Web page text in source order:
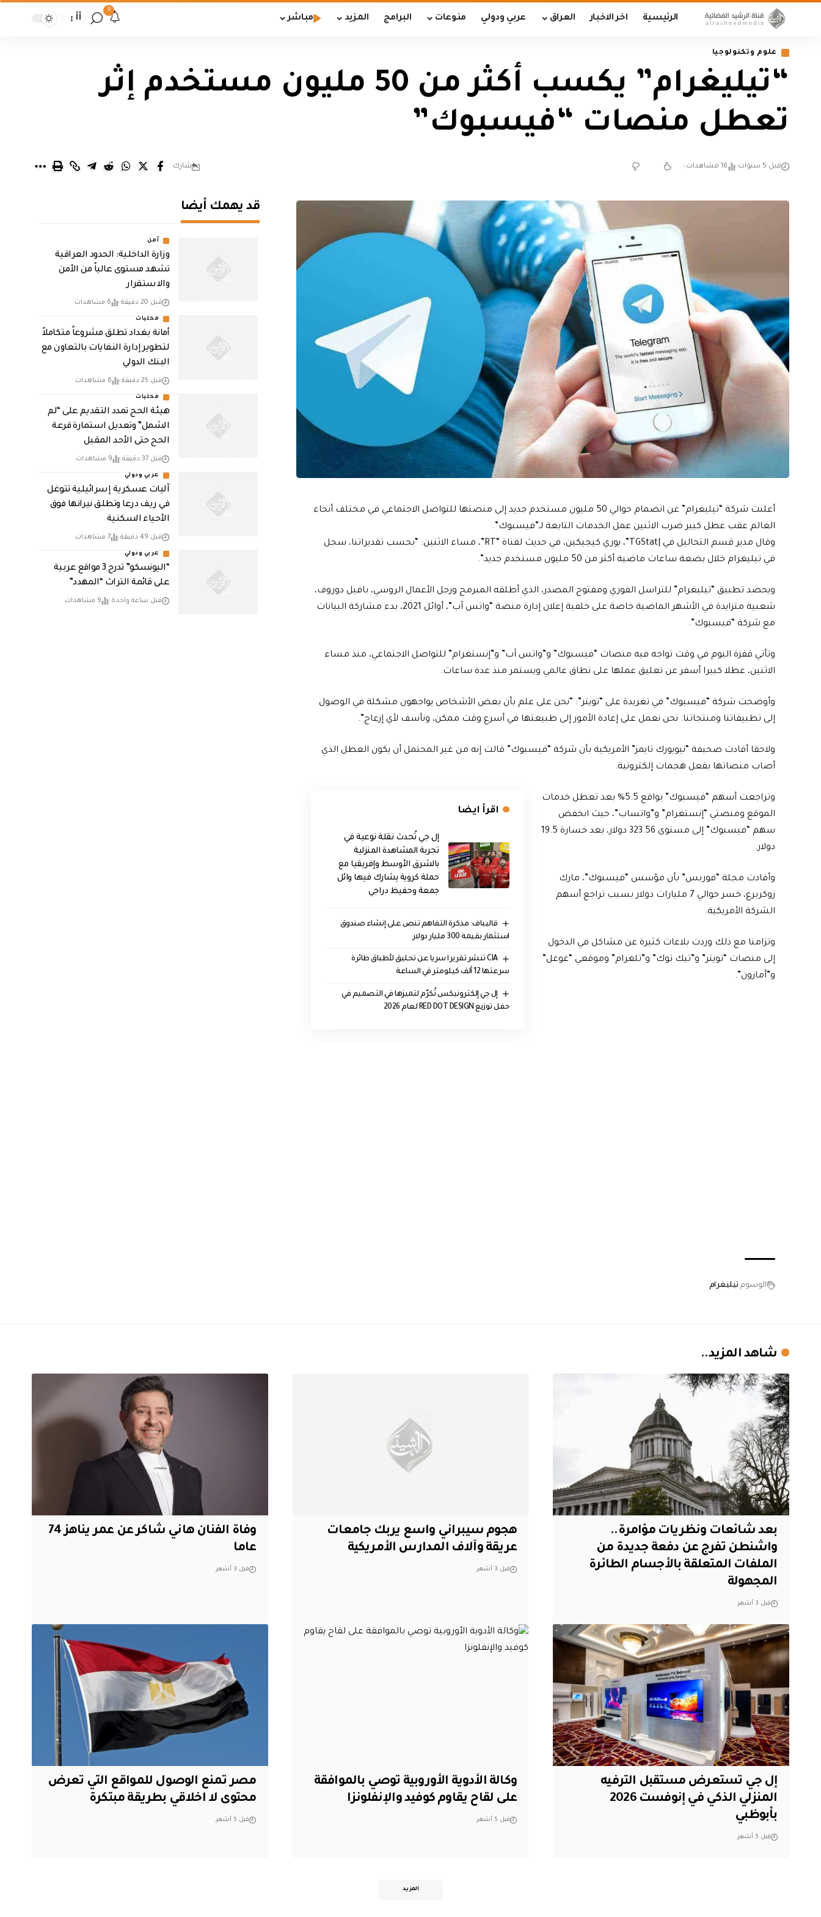
الرئيسية اخر الاخبار العراق عربي ودولي منوعات البرامج المزيد مباشر
9
أأ
علوم وتكنولوجيا
“تيليغرام” يكسب أكثر من 50 مليون مستخدم إثر
تعطل منصات “فيسبوك”
قبل 5 سنوات 16 مشاهدات شارك
أعلنت شركة “تيليغرام” عن انضمام حوالي 50 مليون مستخدم جديد إلى منصتها للتواصل الاجتماعي في مختلف أنحاء
العالم عقب عطل كبير ضرب الاثنين عمل الخدمات التابعة لـ”فيسبوك”.
وقال مدير قسم التحاليل في |TGStat”، يوري كيجيكين، في حديث لقناة “RT”، مساء الاثنين: “بحسب تقديراتنا، سجل
في تيليغرام خلال بضعة ساعات ماضية أكثر من 50 مليون مستخدم جديد”.
ويحصد تطبيق “تيليغرام” للتراسل الفوري ومفتوح المصدر، الذي أطلقه المبرمج ورجل الأعمال الروسي، بافيل دوروف،
شعبية متزايدة في الأشهر الماضية خاصة على خلفية إعلان إدارة منصة “واتس آب”، أوائل 2021، بدء مشاركة البيانات
مع شركة “فيسبوك”.
وتأتي قفزة اليوم في وقت تواجه فيه منصات “فيسبوك” و”واتس آب” و”إنستغرام” للتواصل الاجتماعي، منذ مساء
الاثنين، عطلا كبيرا أسفر عن تعليق عملها على نطاق عالمي ويستمر منذ عدة ساعات.
وأوضحت شركة “فيسبوك” في تغريدة على “تويتر”: “نحن على علم بأن بعض الأشخاص يواجهون مشكلة في الوصول
إلى تطبيقاتنا ومنتجاتنا. نحن نعمل على إعادة الأمور إلى طبيعتها في أسرع وقت ممكن، ونأسف لأي إزعاج”.
ولاحقا أفادت صحيفة “نيويورك تايمز” الأمريكية بأن شركة “فيسبوك” قالت إنه من غير المحتمل أن يكون العطل الذي
أصاب منصاتها بفعل هجمات إلكترونية.
اقرأ ايضا
إل جي تُحدث نقلة نوعية في
تجربة المشاهدة المنزلية
بالشرق الأوسط وإفريقيا مع
حملة كروية يشارك فيها وائل
جمعة وحفيظ دراجي
قاليباف: مذكرة التفاهم تنص على إنشاء صندوق
استثمار بقيمة 300 مليار دولار
CIA تنشر تقريرا سريا عن تحليق لأطباق طائرة
سرعتها 12 ألف كيلومتر في الساعة
إل جي إلكترونيكس تُكرّم لتميزها في التصميم في
حفل توزيع RED DOT DESIGN لعام 2026
وتراجعت أسهم “فيسبوك” بواقع 5.5% بعد تعطل خدمات
الموقع ومنصتي “إنستغرام” و”واتساب”، حيث انخفض
سهم “فيسبوك” إلى مستوى 323.56 دولار، بعد خسارة 19.5
دولار.
وأفادت مجلة “فوربس” بأن مؤسس “فيسبوك”، مارك
زوكربرغ، خسر حوالي 7 مليارات دولار بسبب تراجع أسهم
الشركة الأمريكية.
وتزامنا مع ذلك وردت بلاغات كثيرة عن مشاكل في الدخول
إلى منصات “تويتر” و”تيك توك” و”تلغرام” وموقعي “غوغل”
و”أمازون”.
الوسوم تيليغرام
قد يهمك أيضا
أمن
وزارة الداخلية: الحدود العراقية
تشهد مستوى عالياً من الأمن
والاستقرار
قبل 20 دقيقة 6 مشاهدات
محليات
أمانة بغداد تطلق مشروعاً متكاملاً
لتطوير إدارة النفايات بالتعاون مع
البنك الدولي
قبل 25 دقيقة 6 مشاهدات
محليات
هيئة الحج تمدد التقديم على “لم
الشمل” وتعديل استمارة قرعة
الحج حتى الأحد المقبل
قبل 37 دقيقة 9 مشاهدات
عربي ودولي
آليات عسكرية إسرائيلية تتوغل
في ريف درعا وتطلق نيرانها فوق
الأحياء السكنية
قبل 49 دقيقة 7 مشاهدات
عربي ودولي
“اليونسكو” تدرج 3 مواقع عربية
على قائمة التراث “المهدد”
قبل ساعة واحدة 9 مشاهدات
شاهد المزيد..
بعد شائعات ونظريات مؤامرة..
واشنطن تفرج عن دفعة جديدة من
الملفات المتعلقة بالأجسام الطائرة
المجهولة
قبل 3 أشهر
هجوم سيبراني واسع يربك جامعات
عريقة وآلاف المدارس الأمريكية
قبل 3 أشهر
وفاة الفنان هاني شاكر عن عمر يناهز 74
عاما
قبل 3 أشهر
إل جي تستعرض مستقبل الترفيه
المنزلي الذكي في إنوفست 2026
بأبوظبي
قبل 5 أشهر
وكالة الأدوية الأوروبية توصي بالموافقة
على لقاح يقاوم كوفيد والإنفلونزا
قبل 5 أشهر
مصر تمنع الوصول للمواقع التي تعرض
محتوى لا اخلاقي بطريقة مبتكرة
قبل 5 أشهر
المزيد